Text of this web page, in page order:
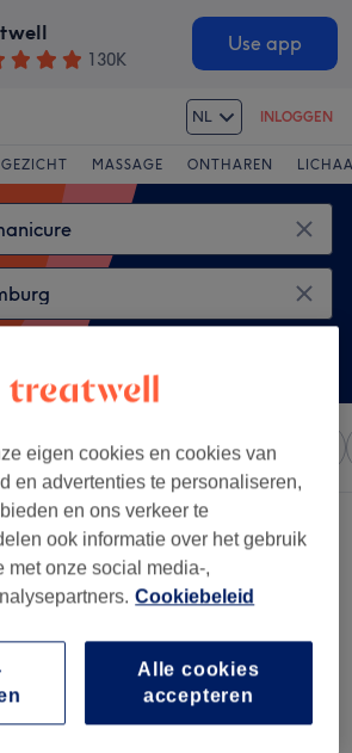
130K
Use app
NL INLOGGEN
GEZICHT MASSAGE ONTHAREN
prijs Salons Expresaanbiedingen
in Lanaken, Limburg
eigen cookies en cookies van
en advertenties te personaliseren,
en ons verkeer te
ook informatie over het gebruik
met onze social media-,
Cookiebeleid
Alle cookies
accepteren